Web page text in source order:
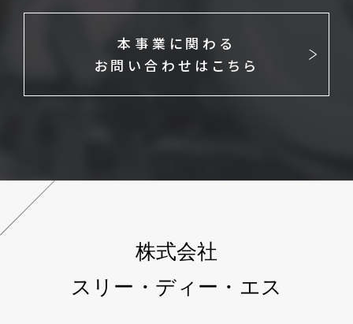
本事業に関わる
お問い合わせはこちら
株式会社
スリー・ディー・エス